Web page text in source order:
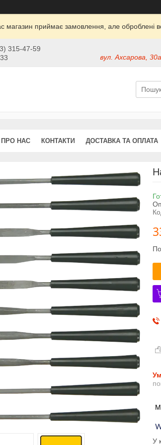
магазин приймає замовлення, але
315-47-59
вул. Ахсарова,
ПРО НАС КОНТАКТИ ДОСТАВКА ТА ОПЛАТА
У